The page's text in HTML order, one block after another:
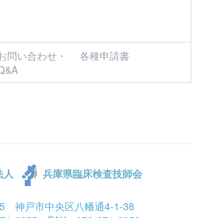
問い合わせ・
各種申請書
人 兵庫県臨床検査技師会
神戸市中央区八幡通4-1-38